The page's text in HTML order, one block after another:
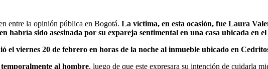
entre la opinión pública en Bogotá. La víctima, en esta ocasión, fue Laura
habría sido asesinada por su expareja sentimental en una casa ubicada en
el viernes 20 de febrero en horas de la noche al inmueble ubicado en
al hombre, luego de que este expresara su intención de cuidarla